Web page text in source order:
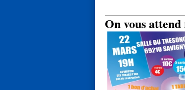
On vous